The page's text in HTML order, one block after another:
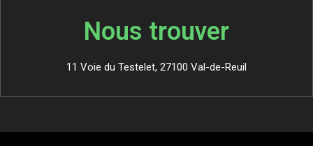
Nous trouver
11 Voie du Testelet, 27100 Val-de-Reuil